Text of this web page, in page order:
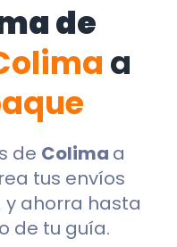
de
a
de Colima a
tus envíos
ahorra hasta
de tu guía.